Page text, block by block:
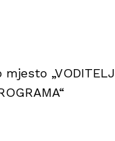
„VODITELJ